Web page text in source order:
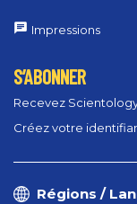
Impressions
S’ABONNER
Recevez
Créez votre
Régions /